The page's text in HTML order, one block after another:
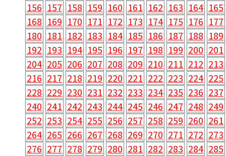
156 157 158 159 160 161 162 163 164 165
168 169 170 171 172 173 174 175 176 177
180 181 182 183 184 185 186 187 188 189
192 193 194 195 196 197 198 199 200 201
204 205 206 207 208 209 210 211 212 213
216 217 218 219 220 221 222 223 224 225
228 229 230 231 232 233 234 235 236 237
240 241 242 243 244 245 246 247 248 249
252 253 254 255 256 257 258 259 260 261
264 265 266 267 268 269 270 271 272 273
276 277 278 279 280 281 282 283 284 285